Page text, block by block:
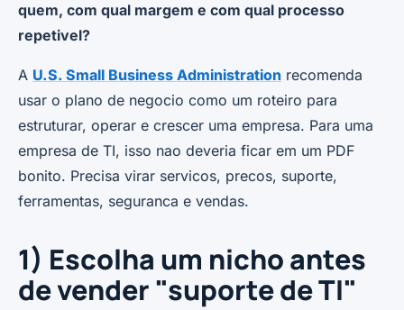
quem, com qual margem e com qual processo
repetivel?
A U.S. Small Business Administration recomenda
usar o plano de negocio como um roteiro para
estruturar, operar e crescer uma empresa. Para uma
empresa de TI, isso nao deveria ficar em um PDF
bonito. Precisa virar servicos, precos, suporte,
ferramentas, seguranca e vendas.
1) Escolha um nicho antes
de vender "suporte de TI"